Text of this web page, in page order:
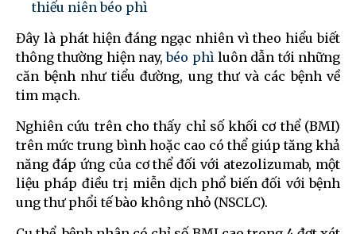
thiếu niên béo phì
Đây là phát hiện đáng ngạc nhiên vì theo hiểu biết
thông thường hiện nay,béo phì luôn dẫn tới những
căn bệnh như tiểu đường, ung thư và các bệnh về
tim mạch.
Nghiên cứu trên cho thấy chỉ số khối cơ thể (BMI)
trên mức trung bình hoặc cao có thể giúp tăng khả
năng đáp ứng của cơ thể đối với atezolizumab, một
liệu pháp điều trị miễn dịch phổ biến đối với bệnh
ung thư phổi tế bào không nhỏ (NSCLC).